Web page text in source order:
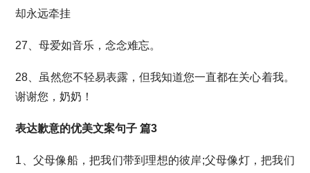
却永远牵挂
27、母爱如音乐，念念难忘。
28、虽然您不轻易表露，但我知道您一直都在关心着我。
谢谢您，奶奶！
表达歉意的优美文案句子 篇3
1、父母像船，把我们带到理想的彼岸;父母像灯，把我们